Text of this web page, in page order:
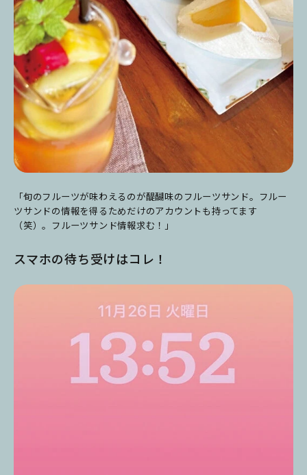
「旬のフルーツが味わえるのが醍醐味のフルーツサンド。フルー
ツサンドの情報を得るためだけのアカウントも持ってます
（笑）。フルーツサンド情報求む！」
スマホの待ち受けはコレ！